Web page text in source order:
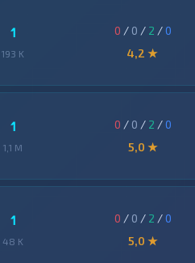
1
193 K
0 / 0 / 2 /0
4,2 ★
1
1,1 M
0 / 0 / 2 /0
5,0 ★
1
48 K
0 / 0 / 2 /0
5,0 ★